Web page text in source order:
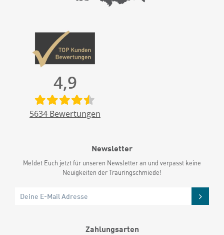
4,9
5634 Bewertungen
Newsletter
Meldet Euch jetzt für unseren Newsletter an und verpasst keine
Neuigkeiten der Trauringschmiede!
Zahlungsarten